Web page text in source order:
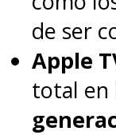
de ser
Apple
total en